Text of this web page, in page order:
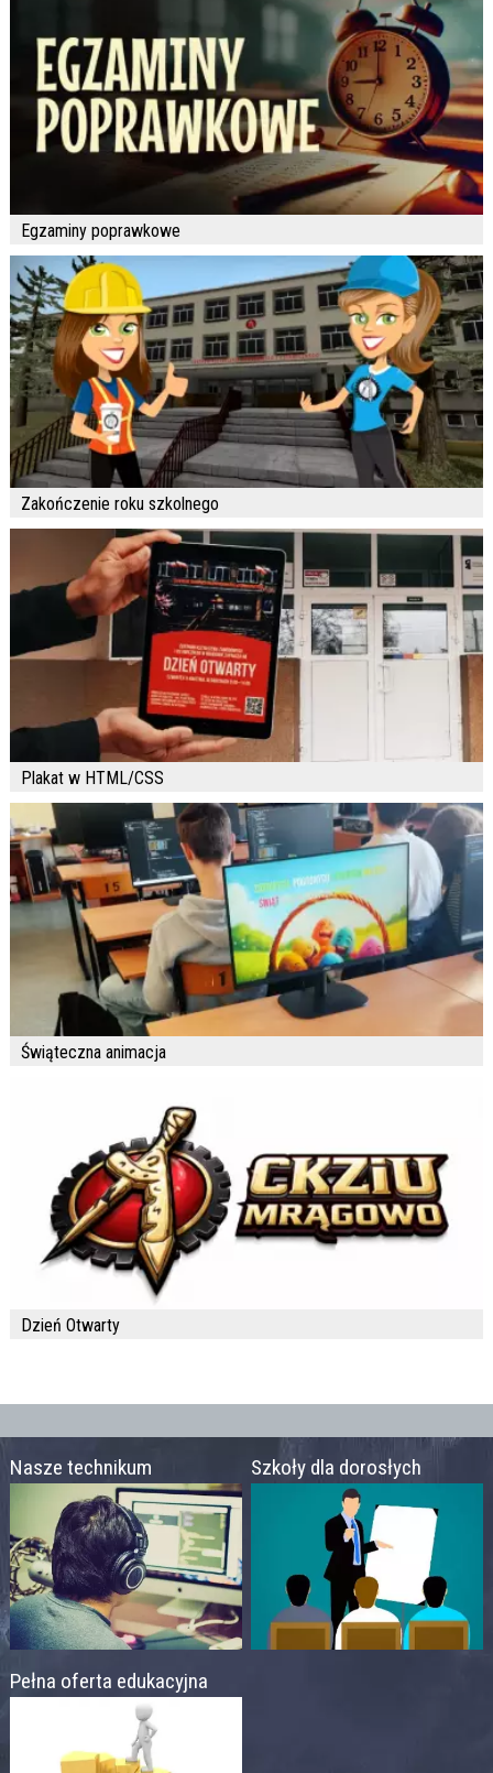
Egzaminy poprawkowe
Zakończenie roku szkolnego
Plakat w HTML/CSS
Świąteczna animacja
Dzień Otwarty
Nasze technikum Szkoły dla dorosłych
Pełna oferta edukacyjna